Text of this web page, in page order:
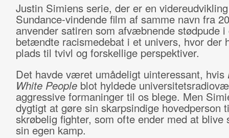
Justin Simiens serie, der er en
Sundance-vindende film af samme navn fra
anvender satiren som afvæbnende stødpude i
betændte racismedebat i et univers, hvor der
plads til tvivl og forskellige perspektiver.
Det havde været umådeligt uinteressant, hvis
White People blot hyldede
aggressive formaninger til os blege. Men
dygtigt at gøre sin skarpsindige hovedperson
skrøbelig fighter, som ofte ender med at blive
sin egen kamp.